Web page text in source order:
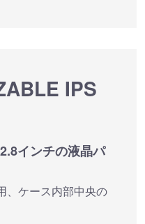
IPS
インチの液晶パ
、ケース内部中央の